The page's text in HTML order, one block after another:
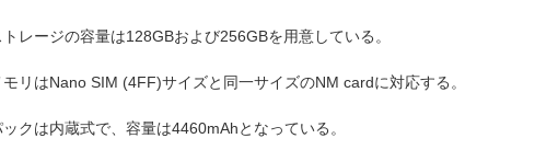
レージの容量は128GBおよび256GBを用意している。
リはNano SIM (4FF)サイズと同一サイズのNM cardに対応する。
クは内蔵式で、容量は4460mAhとなっている。